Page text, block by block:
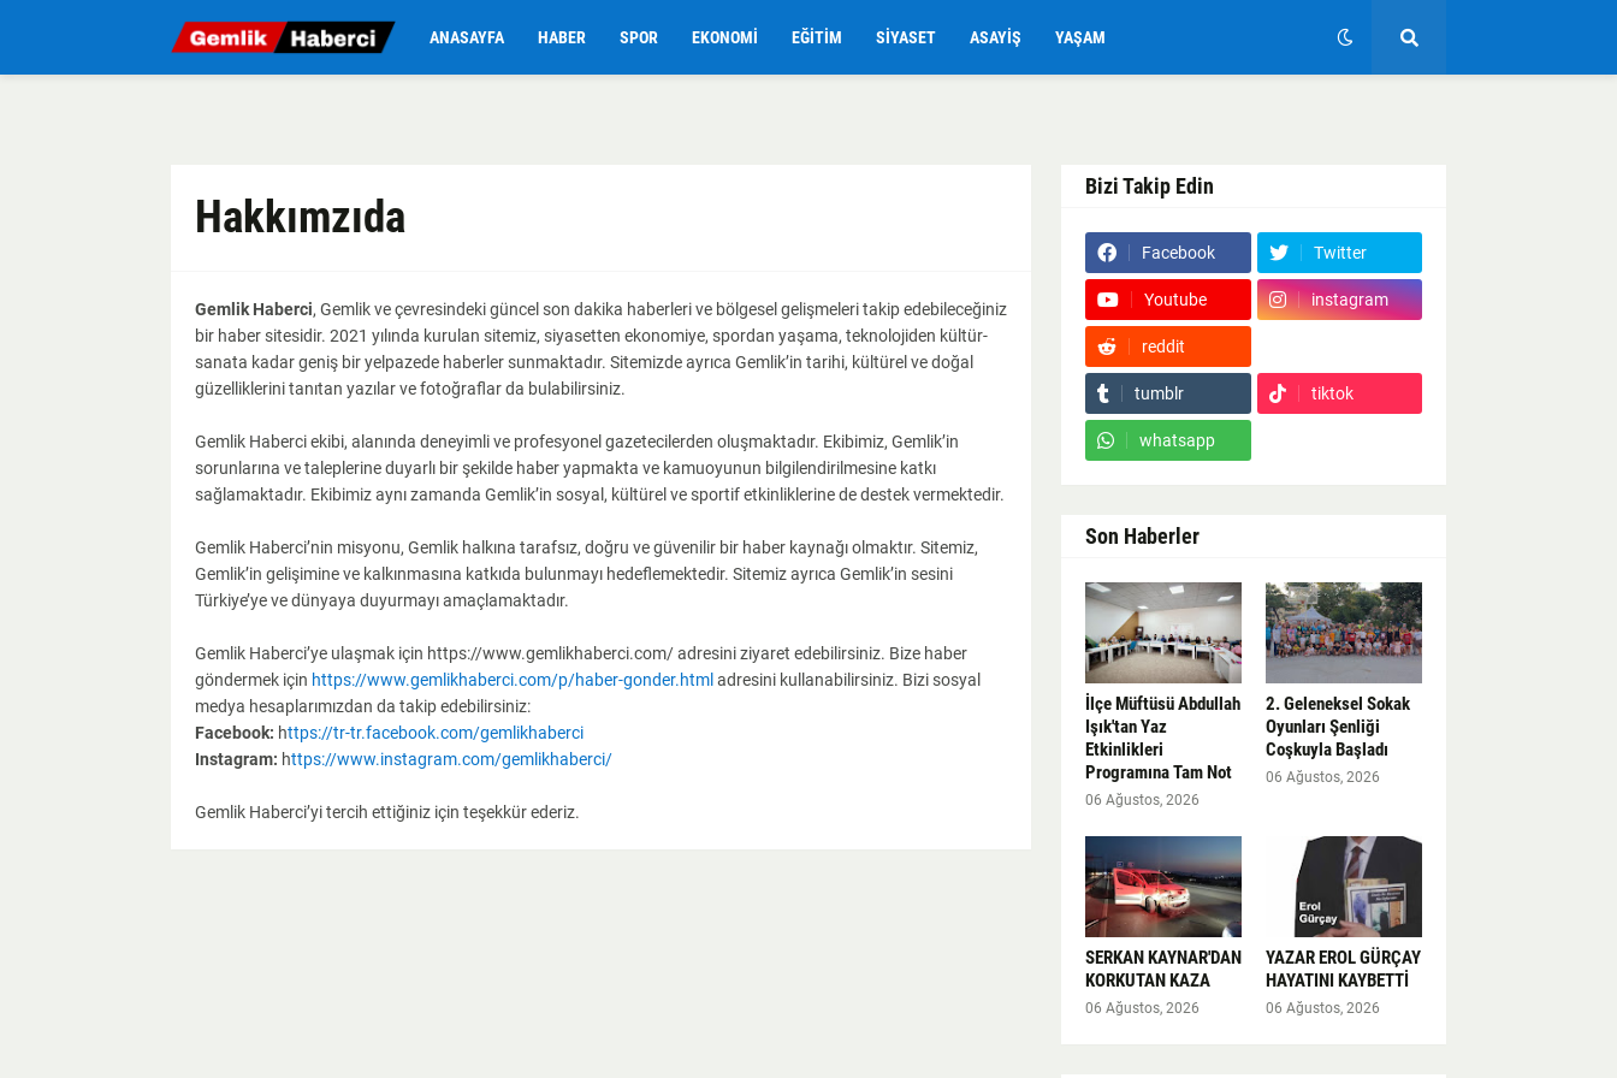
ANASAYFA HABER SPOR EKONOMI EĞITIM SIYASET ASAYIŞ YAŞAM
Hakkımzıda
Gemlik Haberci, Gemlik ve çevresindeki güncel son dakika haberleri ve bölgesel gelişmeleri takip edebileceğiniz
bir haber sitesidir. 2021 yılında kurulan sitemiz, siyasetten ekonomiye, spordan yaşama, teknolojiden kültür-
sanata kadar geniş bir yelpazede haberler sunmaktadır. Sitemizde ayrıca Gemlik’in tarihi, kültürel ve doğal
güzelliklerini tanıtan yazılar ve fotoğraflar da bulabilirsiniz.
Gemlik Haberci ekibi, alanında deneyimli ve profesyonel gazetecilerden oluşmaktadır. Ekibimiz, Gemlik’in
sorunlarına ve taleplerine duyarlı bir şekilde haber yapmakta ve kamuoyunun bilgilendirilmesine katkı
sağlamaktadır. Ekibimiz aynı zamanda Gemlik’in sosyal, kültürel ve sportif etkinliklerine de destek vermektedir.
Gemlik Haberci’nin misyonu, Gemlik halkına tarafsız, doğru ve güvenilir bir haber kaynağı olmaktır. Sitemiz,
Gemlik’in gelişimine ve kalkınmasına katkıda bulunmayı hedeflemektedir. Sitemiz ayrıca Gemlik’in sesini
Türkiye’ye ve dünyaya duyurmayı amaçlamaktadır.
Gemlik Haberci’ye ulaşmak için https://www.gemlikhaberci.com/ adresini ziyaret edebilirsiniz. Bize haber
göndermek için https://www.gemlikhaberci.com/p/haber-gonder.html adresini kullanabilirsiniz. Bizi sosyal
medya hesaplarımızdan da takip edebilirsiniz:
Facebook: https://tr-tr.facebook.com/gemlikhaberci
Instagram: https://www.instagram.com/gemlikhaberci/
Gemlik Haberci’yi tercih ettiğiniz için teşekkür ederiz.
Bizi Takip Edin
Facebook Twitter
Youtube instagram
reddit
tumblr tiktok
whatsapp
Son Haberler
İlçe Müftüsü Abdullah
Işık'tan Yaz
Etkinlikleri
Programına Tam Not
06 Ağustos, 2026
2. Geleneksel Sokak
Oyunları Şenliği
Coşkuyla Başladı
06 Ağustos, 2026
SERKAN KAYNAR'DAN
KORKUTAN KAZA
06 Ağustos, 2026
YAZAR EROL GÜRÇAY
HAYATINI KAYBETTİ
06 Ağustos, 2026